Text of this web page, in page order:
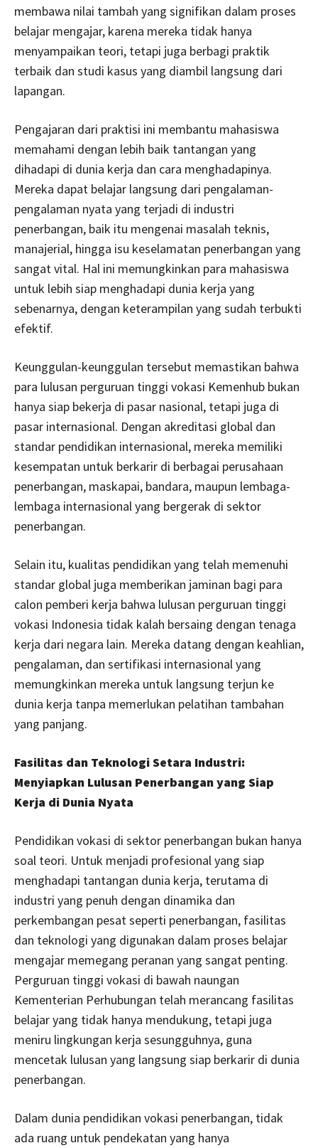
membawa nilai tambah yang signifikan dalam proses
belajar mengajar, karena mereka tidak hanya
menyampaikan teori, tetapi juga berbagi praktik
terbaik dan studi kasus yang diambil langsung dari
lapangan.
Pengajaran dari praktisi ini membantu mahasiswa
memahami dengan lebih baik tantangan yang
dihadapi di dunia kerja dan cara menghadapinya.
Mereka dapat belajar langsung dari pengalaman-
pengalaman nyata yang terjadi di industri
penerbangan, baik itu mengenai masalah teknis,
manajerial, hingga isu keselamatan penerbangan yang
sangat vital. Hal ini memungkinkan para mahasiswa
untuk lebih siap menghadapi dunia kerja yang
sebenarnya, dengan keterampilan yang sudah terbukti
efektif.
Keunggulan-keunggulan tersebut memastikan bahwa
para lulusan perguruan tinggi vokasi Kemenhub bukan
hanya siap bekerja di pasar nasional, tetapi juga di
pasar internasional. Dengan akreditasi global dan
standar pendidikan internasional, mereka memiliki
kesempatan untuk berkarir di berbagai perusahaan
penerbangan, maskapai, bandara, maupun lembaga-
lembaga internasional yang bergerak di sektor
penerbangan.
Selain itu, kualitas pendidikan yang telah memenuhi
standar global juga memberikan jaminan bagi para
calon pemberi kerja bahwa lulusan perguruan tinggi
vokasi Indonesia tidak kalah bersaing dengan tenaga
kerja dari negara lain. Mereka datang dengan keahlian,
pengalaman, dan sertifikasi internasional yang
memungkinkan mereka untuk langsung terjun ke
dunia kerja tanpa memerlukan pelatihan tambahan
yang panjang.
Fasilitas dan Teknologi Setara Industri:
Menyiapkan Lulusan Penerbangan yang Siap
Kerja di Dunia Nyata
Pendidikan vokasi di sektor penerbangan bukan hanya
soal teori. Untuk menjadi profesional yang siap
menghadapi tantangan dunia kerja, terutama di
industri yang penuh dengan dinamika dan
perkembangan pesat seperti penerbangan, fasilitas
dan teknologi yang digunakan dalam proses belajar
mengajar memegang peranan yang sangat penting.
Perguruan tinggi vokasi di bawah naungan
Kementerian Perhubungan telah merancang fasilitas
belajar yang tidak hanya mendukung, tetapi juga
meniru lingkungan kerja sesungguhnya, guna
mencetak lulusan yang langsung siap berkarir di dunia
penerbangan.
Dalam dunia pendidikan vokasi penerbangan, tidak
ada ruang untuk pendekatan yang hanya